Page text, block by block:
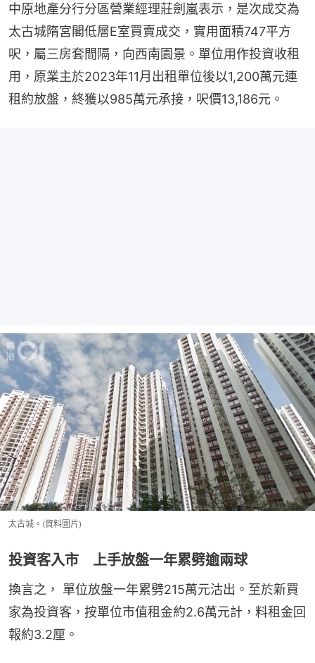
中原地產分行分區營業經理莊劍嵐表示，是次成交為
太古城隋宮閣低層E室買賣成交，實用面積747平方
呎，屬三房套間隔，向西南園景。單位用作投資收租
用，原業主於2023年11月出租單位後以1,200萬元連
租約放盤，終獲以985萬元承接，呎價13,186元。
太古城。(資料圖片)
投資客入市 上手放盤一年累劈逾兩球
換言之， 單位放盤一年累劈215萬元沽出。至於新買
家為投資客，按單位市值租金約2.6萬元計，料租金回
報約3.2厘。